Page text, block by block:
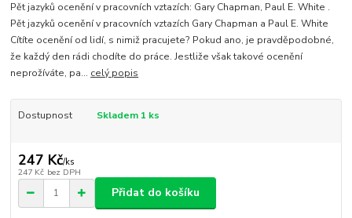
Pět jazyků ocenění v pracovních vztazích: Gary Chapman, Paul E. White .
Pět jazyků ocenění v pracovních vztazích Gary Chapman a Paul E. White
Cítíte ocenění od lidí, s nimiž pracujete? Pokud ano, je pravděpodobné,
že každý den rádi chodíte do práce. Jestliže však takové ocenění
neprožíváte, pa... celý popis
Dostupnost Skladem 1 ks
247 Kč/ks
247 Kč bez DPH
Přidat do košíku